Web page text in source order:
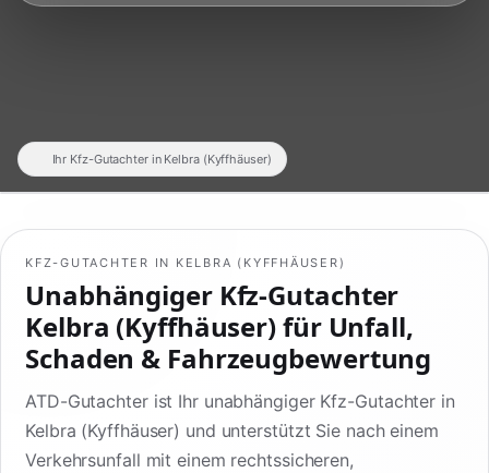
KFZ-GUTACHTER IN KELBRA (KYFFHÄUSER)
Unabhängiger Kfz-Gutachter
Kelbra (Kyffhäuser) für Unfall,
Schaden & Fahrzeugbewertung
ATD-Gutachter ist Ihr unabhängiger Kfz-Gutachter in
Kelbra (Kyffhäuser) und unterstützt Sie nach einem
Verkehrsunfall mit einem rechtssicheren,
Ihr Kfz-Gutachter in Kelbra (Kyffhäuser)